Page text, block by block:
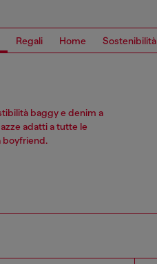
Regali Home Sostenibilità
baggy e denim a
adatti a tutte le
boyfriend.